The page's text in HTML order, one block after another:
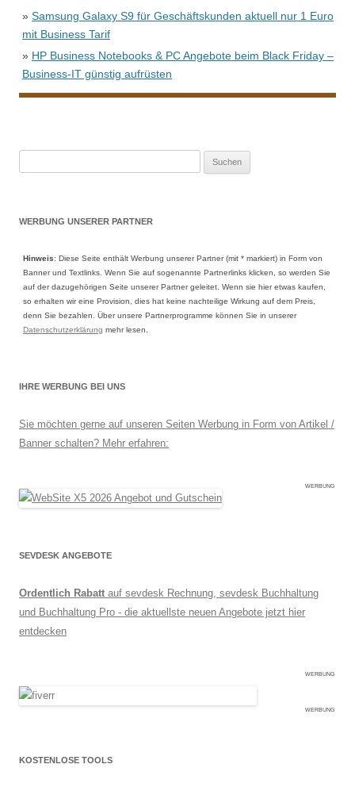
» Samsung Galaxy S9 für Geschäftskunden aktuell nur 1 Euro
mit Business Tarif
» HP Business Notebooks & PC Angebote beim Black Friday –
Business-IT günstig aufrüsten
WERBUNG UNSERER PARTNER
Hinweis: Diese Seite enthält Werbung unserer Partner (mit * markiert) in Form von
Banner und Textlinks. Wenn Sie auf sogenannte Partnerlinks klicken, so werden Sie
auf der dazugehörigen Seite unserer Partner geleitet. Wenn sie hier etwas kaufen,
so erhalten wir eine Provision, dies hat keine nachteilige Wirkung auf dem Preis,
denn Sie bezahlen. Über unsere Partnerprogramme können Sie in unserer
Datenschutzerklärung mehr lesen.
IHRE WERBUNG BEI UNS
Sie möchten gerne auf unseren Seiten Werbung in Form von Artikel /
Banner schalten? Mehr erfahren:
WERBUNG
SEVDESK ANGEBOTE
Ordentlich Rabatt auf sevdesk Rechnung, sevdesk Buchhaltung
und Buchhaltung Pro - die aktuellste neuen Angebote jetzt hier
entdecken
WERBUNG
WERBUNG
KOSTENLOSE TOOLS